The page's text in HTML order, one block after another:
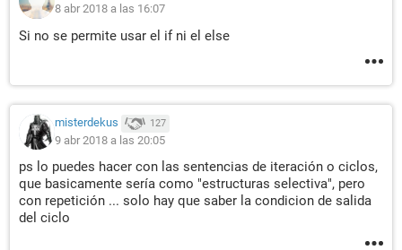
8 abr 2018 a las 16:07
Si no se permite usar el if ni el else
misterdekus 127
9 abr 2018 a las 20:05
ps lo puedes hacer con las sentencias de iteración o ciclos,
que basicamente sería como "estructuras selectiva", pero
con repetición ... solo hay que saber la condicion de salida
del ciclo